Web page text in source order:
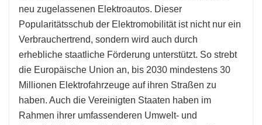
neu zugelassenen Elektroautos. Dieser
Popularitätsschub der Elektromobilität ist nicht nur ein
Verbrauchertrend, sondern wird auch durch
erhebliche staatliche Förderung unterstützt. So strebt
die Europäische Union an, bis 2030 mindestens 30
Millionen Elektrofahrzeuge auf ihren Straßen zu
haben. Auch die Vereinigten Staaten haben im
Rahmen ihrer umfassenderen Umwelt- und